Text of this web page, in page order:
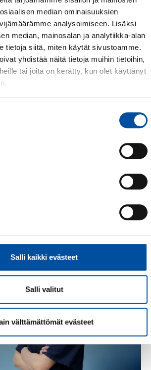
median ominaisuuksien
analysoimiseen. Lisäksi
median, mainosalan ja analytiikka-alan
tietoja siitä, miten käytät sivustoamme.
yhdistää näitä tietoja muihin tietoihin,
tai joita on kerätty, kun olet käyttänyt
Salli kaikki evästeet
Salli valitut
välttämättömät evästeet
HOITO
ikäihmisten hoidossa.
siihen ei ole säädetty